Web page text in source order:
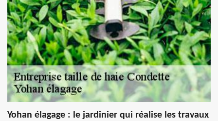
Yohan élagage : le jardinier qui réalise les travaux